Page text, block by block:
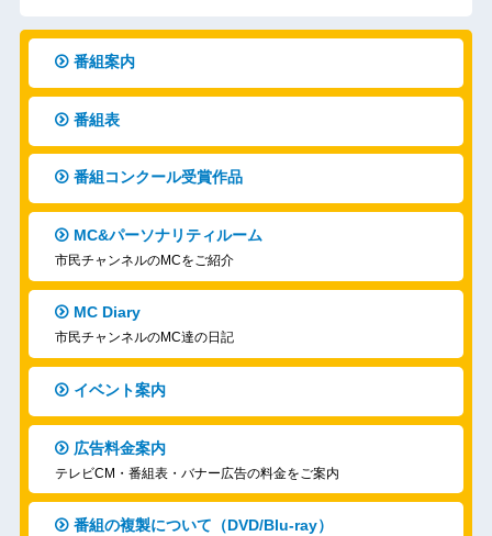
番組案内
番組表
番組コンクール受賞作品
MC&パーソナリティルーム
市民チャンネルのMCをご紹介
MC Diary
市民チャンネルのMC達の日記
イベント案内
広告料金案内
テレビCM・番組表・バナー広告の料金をご案内
番組の複製について（DVD/Blu-ray）